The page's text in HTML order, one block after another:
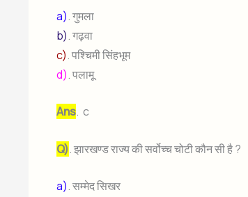
a). गुमला
b). गढ़वा
c). पश्चिमी सिंहभूम
d). पलामू
Ans. c
Q). झारखण्ड राज्य की सर्वोच्च चोटी कौन सी है ?
a). सम्मेद सिखर